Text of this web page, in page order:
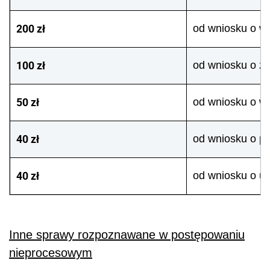
200 zł od wniosku o
100 zł od wniosku o
50 zł od wniosku o
40 zł od wniosku o
40 zł od wniosku o
Inne sprawy rozpoznawane w postępowaniu
nieprocesowym